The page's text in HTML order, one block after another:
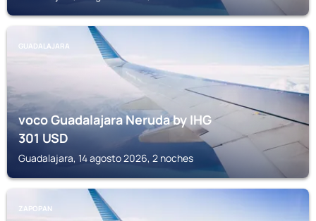
GUADALAJARA
voco Guadalajara Neruda by IHG
301USD
Guadalajara, 14 agosto 2026, 2 noches
ZAPOPAN